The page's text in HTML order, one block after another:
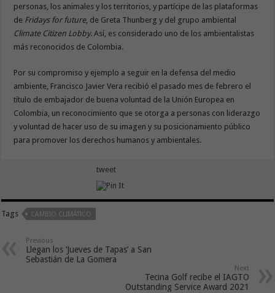
personas, los animales y los territorios, y partícipe de las plataformas
de Fridays for future, de Greta Thunberg y del grupo ambiental
Climate Citizen Lobby. Así, es considerado uno de los ambientalistas
más reconocidos de Colombia.
Por su compromiso y ejemplo a seguir en la defensa del medio
ambiente, Francisco Javier Vera recibió el pasado mes de febrero el
título de embajador de buena voluntad de la Unión Europea en
Colombia, un reconocimiento que se otorga a personas con liderazgo
y voluntad de hacer uso de su imagen y su posicionamiento público
para promover los derechos humanos y ambientales.
tweet
Tags CAMBIO CLIMÁTICO
Previous
Llegan los ‘Jueves de Tapas’ a San
Sebastián de La Gomera
Next
Tecina Golf recibe el IAGTO
Outstanding Service Award 2021